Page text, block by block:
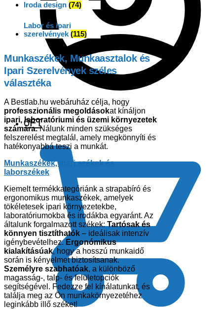
0FT
Iroda design (74)
Labor és ipari
szerelvények (115)
Munkaszékek, Munkaasztalok és
Ipari Szerelvények széles
választéka
A Bestlab.hu webáruház célja, hogy
professzionális megoldásokat kínáljon
ipari, laboratóriumi és üzemi környezetek
számára.Nálunk minden szükséges
felszerelést megtalál, amely megkönnyíti és
hatékonyabbá teszi a munkát.
Munkaszékek, ipari székek és
laborszékek
Kiemelt termékkategóriánk a strapabíró és
ergonomikus munkaszékek, amelyek
tökéletesek ipari környezetekbe,
laboratóriumokba és irodákba egyaránt. Az
általunk forgalmazott székek:Tartósak és
könnyen tisztíthatók – ideálisak intenzív
igénybevételhez. Ergonómikus
kialakításúak, hogy a hosszú munkaidő
során is kényelmet biztosítsanak.
Személyre szabhatóak, a különböző
magasság-, talp- és felületopciók
segítségével. Fedezze fel kínálatunkat, és
találja meg az Ön munkakörnyezetéhez
leginkább illő széket!